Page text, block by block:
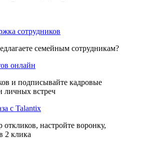
сотрудников
семейным сотрудникам?
онлайн
и подписывайте кадровые
личных встреч
с Talantix
откликов, настройте воронку,
2 клика